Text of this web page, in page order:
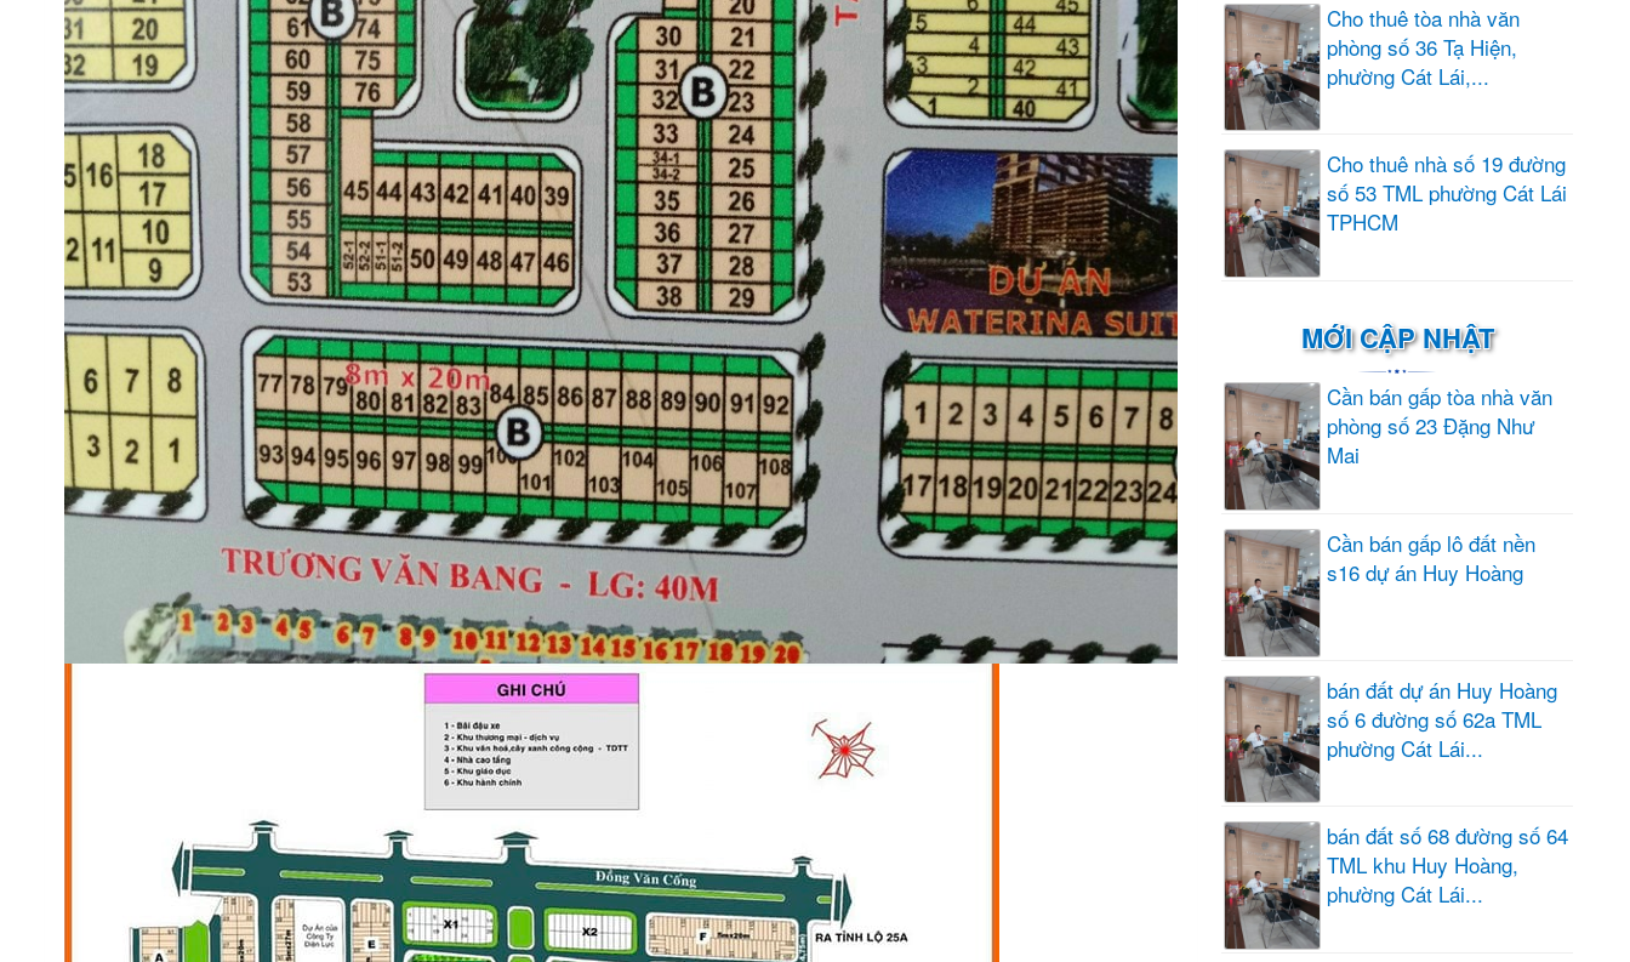
Cho thuê tòa nhà văn
phòng số 36 Tạ Hiện,
phường Cát Lái,...
Cho thuê nhà số 19 đường
số 53 TML phường Cát Lái
TPHCM
MỚI CẬP NHẬT
Cần bán gấp tòa nhà văn
phòng số 23 Đặng Như
Mai
Cần bán gấp lô đất nền
s16 dự án Huy Hoàng
bán đất dự án Huy Hoàng
số 6 đường số 62a TML
phường Cát Lái...
bán đất số 68 đường số 64
TML khu Huy Hoàng,
phường Cát Lái...